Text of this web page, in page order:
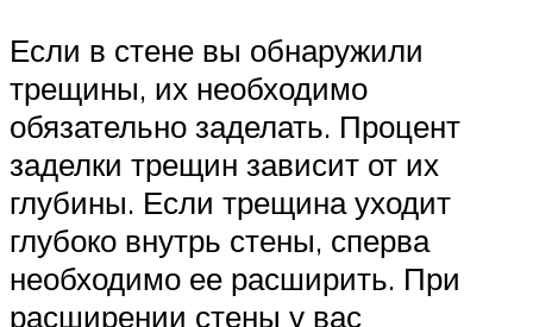
Если в стене вы обнаружили
трещины, их необходимо
обязательно заделать. Процент
заделки трещин зависит от их
глубины. Если трещина уходит
глубоко внутрь стены, сперва
необходимо ее расширить. При
расширении стены у вас